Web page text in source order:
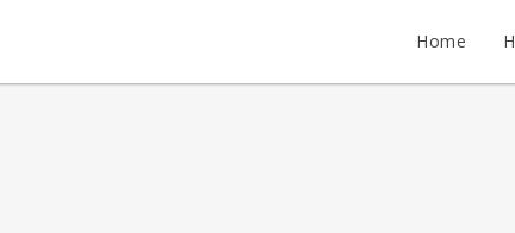
Home